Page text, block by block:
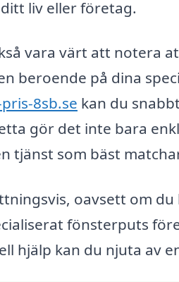
liv eller företag.
vara värt att notera
beroende på dina
8sb.se kan du
gör det inte bara
tjänst som bäst
oavsett om
fönsterputs
hjälp kan du njuta av